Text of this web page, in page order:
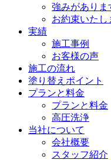
強みがありま
お約束いたし
実績
施工事例
お客様の声
施工の流れ
塗り替えポイント
プランと料金
プランと料金
高圧洗浄
当社について
会社概要
スタッフ紹介